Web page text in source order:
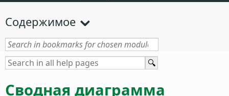
Содержимое
Сводная диаграмма